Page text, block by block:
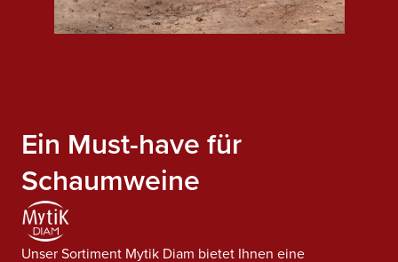
Ein Must-have für
Schaumweine
Unser Sortiment Mytik Diam bietet Ihnen eine